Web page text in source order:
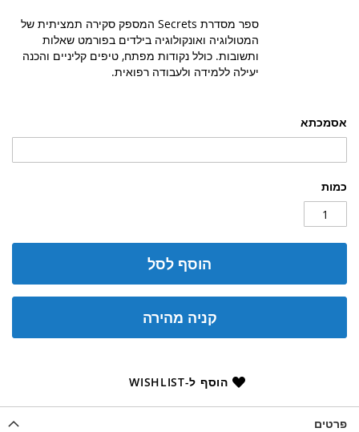
אסמכתא
כמות
הוסף לסל
קניה מהירה
הוסף ל-WISHLIST
ספר מסדרת Secrets המספק סקירה תמציתית של
המטולוגיה ואונקולוגיה בילדים בפורמט שאלות
ותשובות. כולל נקודות מפתח, טיפים קליניים והכנה
יעילה ללמידה ולעבודה רפואית.
פרטים